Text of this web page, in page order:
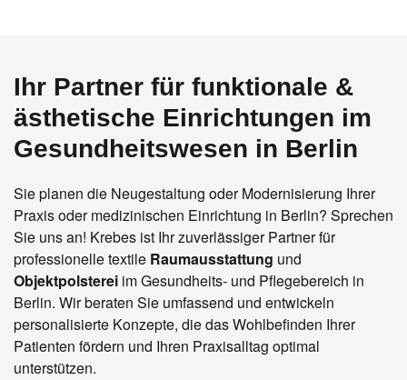
Ihr Partner für funktionale &
ästhetische Einrichtungen im
Gesundheitswesen in Berlin
Sie planen die Neugestaltung oder Modernisierung Ihrer
Praxis oder medizinischen Einrichtung in Berlin? Sprechen
Sie uns an! Krebes ist Ihr zuverlässiger Partner für
professionelle textile Raumausstattung und
Objektpolsterei im Gesundheits- und Pflegebereich in
Berlin. Wir beraten Sie umfassend und entwickeln
personalisierte Konzepte, die das Wohlbefinden Ihrer
Patienten fördern und Ihren Praxisalltag optimal
unterstützen.